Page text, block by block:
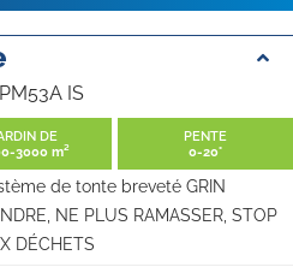
IS
DE
3000 m²
PENTE
0-20°
de tonte breveté GRIN
NE PLUS RAMASSER, STOP
DÉCHETS